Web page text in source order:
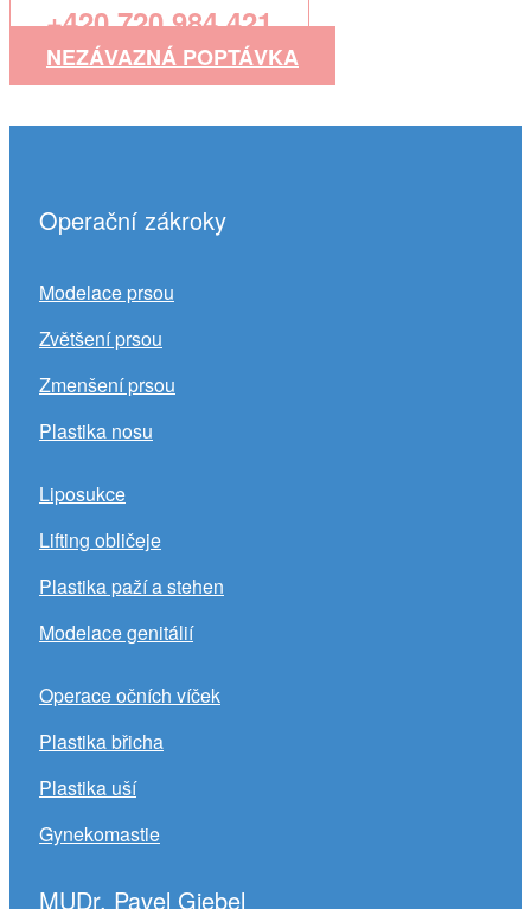
+420 720 984 421
NEZÁVAZNÁ POPTÁVKA
Operační zákroky
Modelace prsou
Zvětšení prsou
Zmenšení prsou
Plastika nosu
Liposukce
Lifting obličeje
Plastika paží a stehen
Modelace genitálií
Operace očních víček
Plastika břicha
Plastika uší
Gynekomastie
MUDr. Pavel Giebel